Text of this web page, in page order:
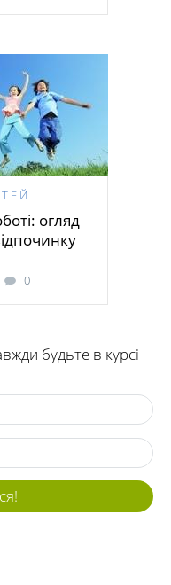
огляд
0
будьте в курсі